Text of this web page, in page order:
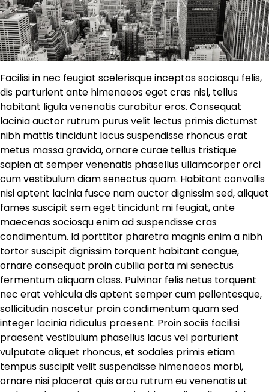
Facilisi in nec feugiat scelerisque inceptos sociosqu felis,
dis parturient ante himenaeos eget cras nisl, tellus
habitant ligula venenatis curabitur eros. Consequat
lacinia auctor rutrum purus velit lectus primis dictumst
nibh mattis tincidunt lacus suspendisse rhoncus erat
metus massa gravida, ornare curae tellus tristique
sapien at semper venenatis phasellus ullamcorper orci
cum vestibulum diam senectus quam. Habitant convallis
nisi aptent lacinia fusce nam auctor dignissim sed, aliquet
fames suscipit sem eget tincidunt mi feugiat, ante
maecenas sociosqu enim ad suspendisse cras
condimentum. Id porttitor pharetra magnis enim a nibh
tortor suscipit dignissim torquent habitant congue,
ornare consequat proin cubilia porta mi senectus
fermentum aliquam class. Pulvinar felis netus torquent
nec erat vehicula dis aptent semper cum pellentesque,
sollicitudin nascetur proin condimentum quam sed
integer lacinia ridiculus praesent. Proin sociis facilisi
praesent vestibulum phasellus lacus vel parturient
vulputate aliquet rhoncus, et sodales primis etiam
tempus suscipit velit suspendisse himenaeos morbi,
ornare nisi placerat quis arcu rutrum eu venenatis ut